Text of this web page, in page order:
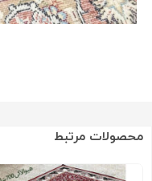
محصولات مرتبط